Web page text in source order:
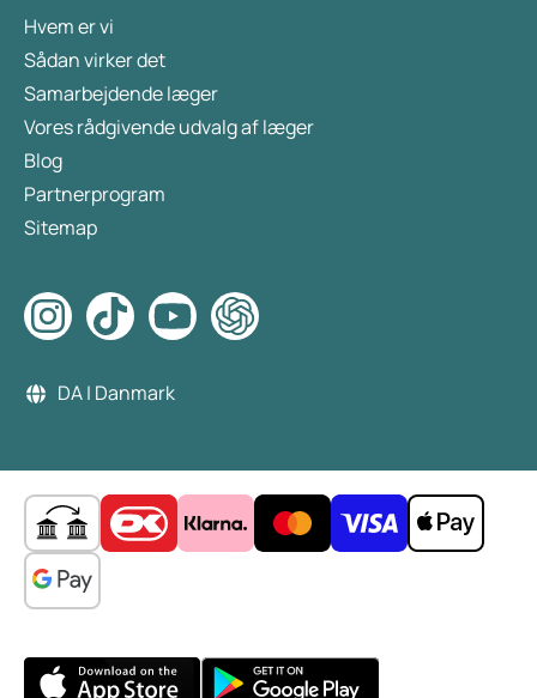
Hvem er vi
Sådan virker det
Samarbejdende læger
Vores rådgivende udvalg af læger
Blog
Partnerprogram
Sitemap
DA | Danmark